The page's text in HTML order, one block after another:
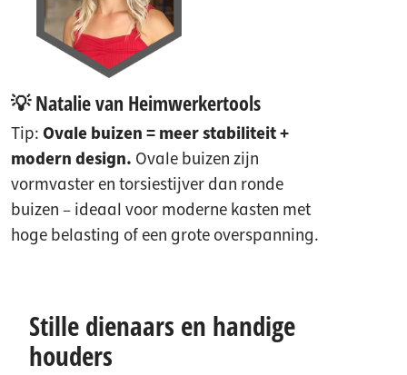
💡 Natalie van Heimwerkertools
Tip:Ovale buizen = meer stabiliteit +
modern design. Ovale buizen zijn
vormvaster en torsiestijver dan ronde
buizen – ideaal voor moderne kasten met
hoge belasting of een grote overspanning.
Stille dienaars en handige
houders